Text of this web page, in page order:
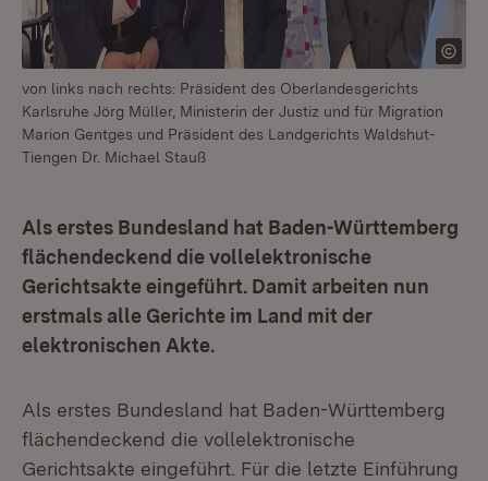
von links nach rechts: Präsident des Oberlandesgerichts
Karlsruhe Jörg Müller, Ministerin der Justiz und für Migration
Marion Gentges und Präsident des Landgerichts Waldshut-
Tiengen Dr. Michael Stauß
Als erstes Bundesland hat Baden-Württemberg
flächendeckend die vollelektronische
Gerichtsakte eingeführt. Damit arbeiten nun
erstmals alle Gerichte im Land mit der
elektronischen Akte.
Als erstes Bundesland hat Baden-Württemberg
flächendeckend die vollelektronische
Gerichtsakte eingeführt. Für die letzte Einführung